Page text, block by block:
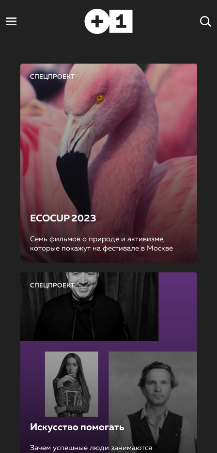
СПЕЦПРОЕКТ
ECOCUP 2023
Семь фильмов о природе и активизме,
которые покажут на фестивале в Москве
СПЕЦПРОЕКТ
Искусство помогать
Зачем успешные люди занимаются